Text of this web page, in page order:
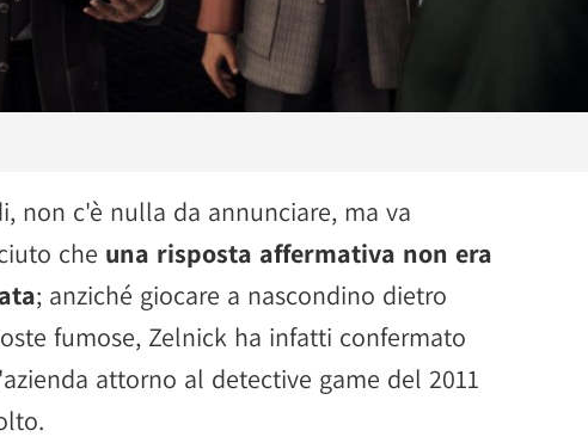
non c'è nulla da annunciare, ma va
che una risposta affermativa non era
; anziché giocare a nascondino dietro
fumose, Zelnick ha infatti confermato
attorno al detective game del 2011